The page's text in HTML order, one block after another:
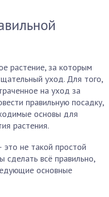
растение, за которым
уход. Для того,
на уход за
правильную посадку,
основы для
растения.
не такой простой
сделать всё правильно,
основные